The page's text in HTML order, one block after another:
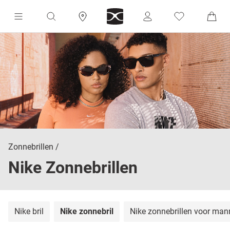
Zonnebrillen
Nike Zonnebrillen
Nike bril Nike zonnebril Nike zonnebrillen voor